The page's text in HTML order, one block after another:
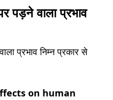
पड़ने वाला प्रभाव
प्रभाव निम्न प्रकार से
on human